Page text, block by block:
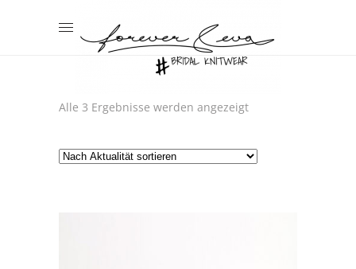
Alle 3 Ergebnisse werden angezeigtNach